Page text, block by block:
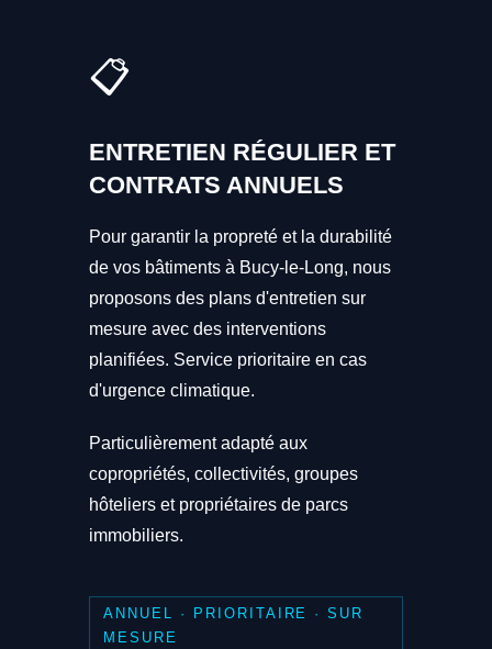
📋
ENTRETIEN RÉGULIER ET
CONTRATS ANNUELS
Pour garantir la propreté et la durabilité
de vos bâtiments à Bucy-le-Long, nous
proposons des plans d'entretien sur
mesure avec des interventions
planifiées. Service prioritaire en cas
d'urgence climatique.
Particulièrement adapté aux
copropriétés, collectivités, groupes
hôteliers et propriétaires de parcs
immobiliers.
ANNUEL · PRIORITAIRE · SUR
MESURE